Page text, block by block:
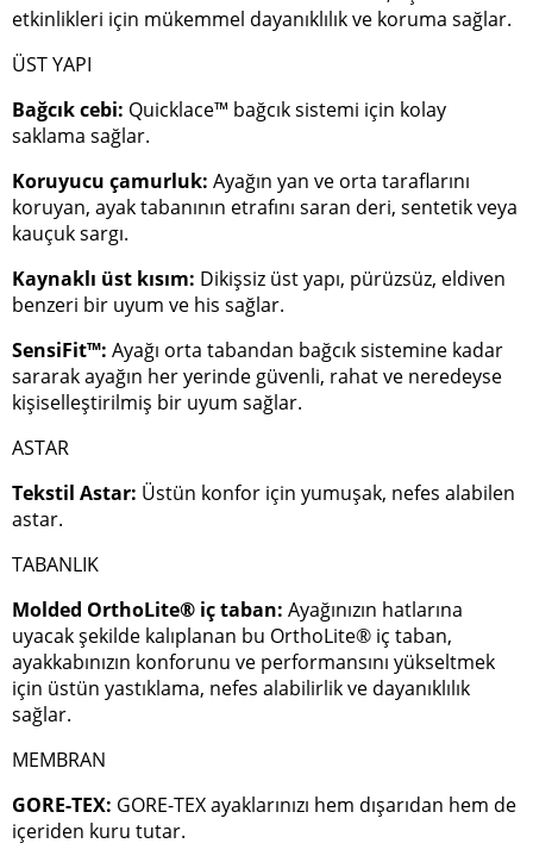
etkinlikleri için mükemmel dayanıklılık ve koruma sağlar.
ÜST YAPI
Bağcık cebi: Quicklace™ bağcık sistemi için kolay
saklama sağlar.
Koruyucu çamurluk: Ayağın yan ve orta taraflarını
koruyan, ayak tabanının etrafını saran deri, sentetik veya
kauçuk sargı.
Kaynaklı üst kısım: Dikişsiz üst yapı, pürüzsüz, eldiven
benzeri bir uyum ve his sağlar.
SensiFit™: Ayağı orta tabandan bağcık sistemine kadar
sararak ayağın her yerinde güvenli, rahat ve neredeyse
kişiselleştirilmiş bir uyum sağlar.
ASTAR
Tekstil Astar: Üstün konfor için yumuşak, nefes alabilen
astar.
TABANLIK
Molded OrthoLite® iç taban: Ayağınızın hatlarına
uyacak şekilde kalıplanan bu OrthoLite® iç taban,
ayakkabınızın konforunu ve performansını yükseltmek
için üstün yastıklama, nefes alabilirlik ve dayanıklılık
sağlar.
MEMBRAN
GORE-TEX: GORE-TEX ayaklarınızı hem dışarıdan hem de
içeriden kuru tutar.